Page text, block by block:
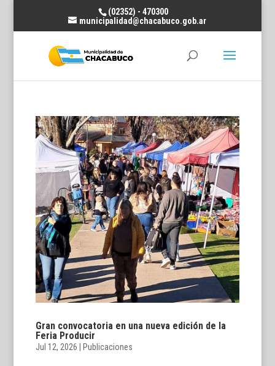
(02352) - 470300
municipalidad@chacabuco.gob.ar
Gran convocatoria en una nueva edición de la
Feria Producir
Jul 12, 2026 Publicaciones